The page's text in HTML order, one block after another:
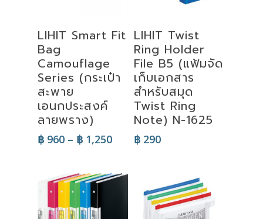
Select
Options
LIHIT Smart Fit
Bag
Camouflage
Series (กระเป๋า
สะพาย
เอนกประสงค์
ลายพราง)
฿ 960 – ฿ 1,250Price
through
฿ 1,250
Select
Options
LIHIT Twist
Ring Holder
File B5 (แฟ้มจัด
เก็บเอกสาร
สำหรับสมุด
Twist Ring
Note) N-1625
฿290